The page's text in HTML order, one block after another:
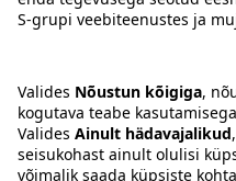
Keel:ETENRU